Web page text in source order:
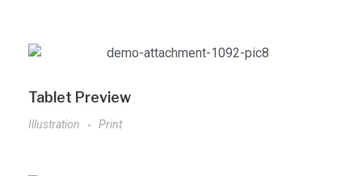
Tablet Preview
Illustration Print